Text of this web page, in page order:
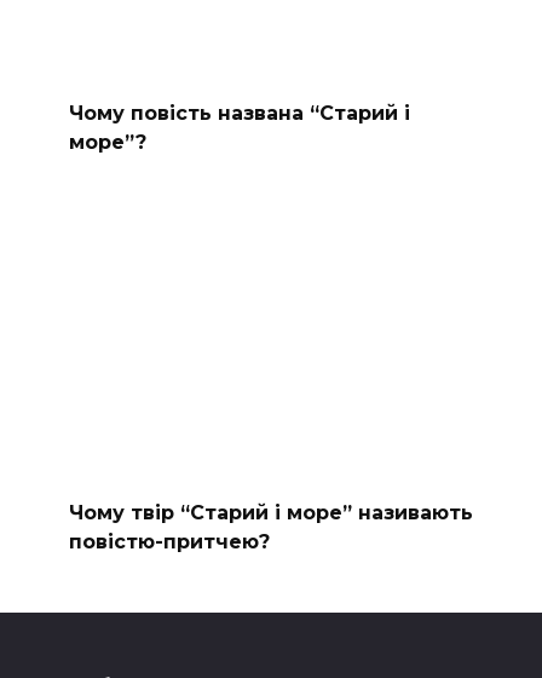
Чому повість названа “Старий і
море”?
Чому твір “Старий і море” називають
повістю-притчею?